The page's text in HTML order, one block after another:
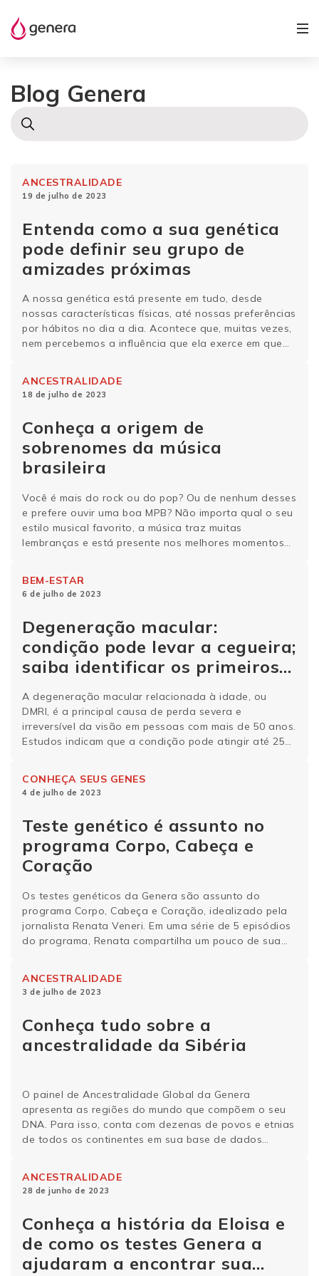
Blog Genera
ANCESTRALIDADE
19 de julho de 2023
Entenda como a sua genética
pode definir seu grupo de
amizades próximas
A nossa genética está presente em tudo, desde
nossas características físicas, até nossas preferências
por hábitos no dia a dia. Acontece que, muitas vezes,
nem percebemos a influência que ela exerce em quem
nossas amizades e está presente até na escolha …
Continue lendo
ANCESTRALIDADE
18 de julho de 2023
Conheça a origem de
sobrenomes da música
brasileira
Você é mais do rock ou do pop? Ou de nenhum desses
e prefere ouvir uma boa MPB? Não importa qual o seu
estilo musical favorito, a música traz muitas
lembranças e está presente nos melhores momentos
gosta: história, …
BEM-ESTAR
6 de julho de 2023
Degeneração macular:
condição pode levar a cegueira;
saiba identificar os primeiros
A degeneração macular relacionada à idade, ou
DMRI, é a principal causa de perda severa e
irreversível da visão em pessoas com mais de 50 anos.
Estudos indicam que a condição pode atingir até 25%
rosto de … Continue lendo
CONHEÇA SEUS GENES
4 de julho de 2023
Teste genético é assunto no
programa Corpo, Cabeça e
Coração
Os testes genéticos da Genera são assunto do
programa Corpo, Cabeça e Coração, idealizado pela
jornalista Renata Veneri. Em uma série de 5 episódios
do programa, Renata compartilha um pouco de sua
fundador da Genera, sobre o que …
ANCESTRALIDADE
3 de julho de 2023
Conheça tudo sobre a
ancestralidade da Sibéria
O painel de Ancestralidade Global da Genera
apresenta as regiões do mundo que compõem o seu
DNA. Para isso, conta com dezenas de povos e etnias
de todos os continentes em sua base de dados
ANCESTRALIDADE
28 de junho de 2023
Conheça a história da Eloisa e
de como os testes Genera a
ajudaram a encontrar sua